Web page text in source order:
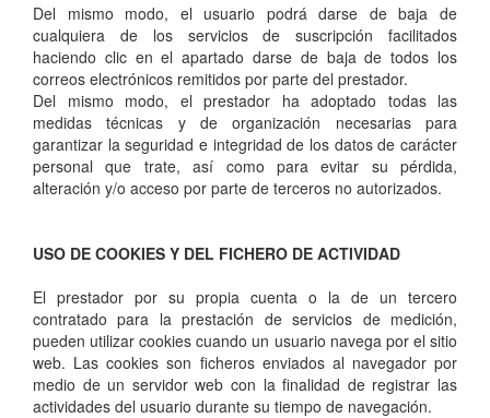
Del mismo modo, el usuario podrá darse de baja de
cualquiera de los servicios de suscripción facilitados
haciendo clic en el apartado darse de baja de todos los
correos electrónicos remitidos por parte del prestador.
Del mismo modo, el prestador ha adoptado todas las
medidas técnicas y de organización necesarias para
garantizar la seguridad e integridad de los datos de carácter
personal que trate, así como para evitar su pérdida,
alteración y/o acceso por parte de terceros no autorizados.
USO DE COOKIES Y DEL FICHERO DE ACTIVIDAD
El prestador por su propia cuenta o la de un tercero
contratado para la prestación de servicios de medición,
pueden utilizar cookies cuando un usuario navega por el sitio
web. Las cookies son ficheros enviados al navegador por
medio de un servidor web con la finalidad de registrar las
actividades del usuario durante su tiempo de navegación.